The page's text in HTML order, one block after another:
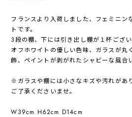
フランスより入荷しました、フェミニン
トです。
3段の棚、下には引き出し棚が１杯ござい
オフホワイトの優しい色味、ガラスが丸
飾、ペイントが剥がれたシャビーな風合
※ガラスや棚には小さなキズや汚れがあ
ご了承くださいませ。
W39cm H62cm D14cm